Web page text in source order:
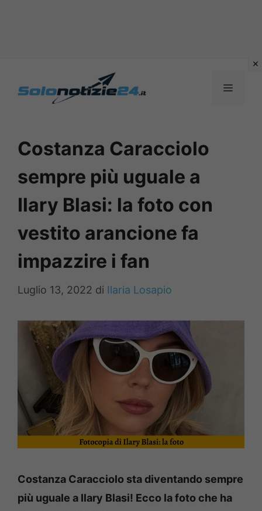
MENU
Costanza Caracciolo
sempre più uguale a
Ilary Blasi: la foto con
vestito arancione fa
impazzire i fan
Luglio 13, 2022 di Ilaria Losapio
Costanza Caracciolo sta diventando sempre
più uguale a Ilary Blasi! Ecco la foto che ha